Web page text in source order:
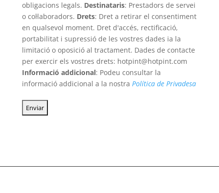
obligacions legals. Destinataris: Prestadors de servei
o col·laboradors. Drets: Dret a retirar el consentiment
en qualsevol moment. Dret d'accés, rectificació,
portabilitat i supressió de les vostres dades ia la
limitació o oposició al tractament. Dades de contacte
per exercir els vostres drets: hotpint@hotpint.com
Informació addicional: Podeu consultar la
informació addicional a la nostra Política de Privadesa